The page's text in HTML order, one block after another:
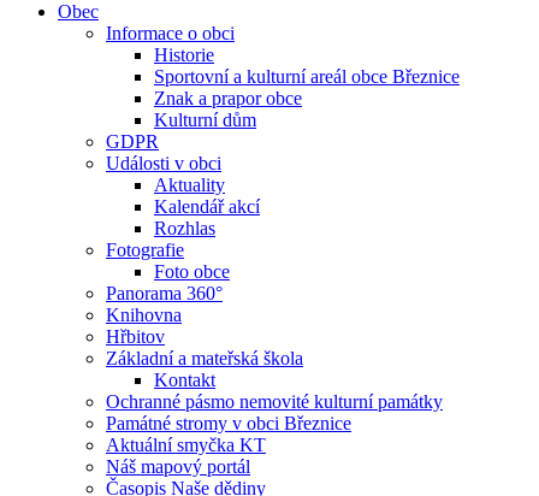
Obec
Informace o obci
Historie
Sportovní a kulturní areál obce Březnice
Znak a prapor obce
Kulturní dům
GDPR
Události v obci
Aktuality
Kalendář akcí
Rozhlas
Fotografie
Foto obce
Panorama 360°
Knihovna
Hřbitov
Základní a mateřská škola
Kontakt
Ochranné pásmo nemovité kulturní památky
Památné stromy v obci Březnice
Aktuální smyčka KT
Náš mapový portál
Časopis Naše dědiny